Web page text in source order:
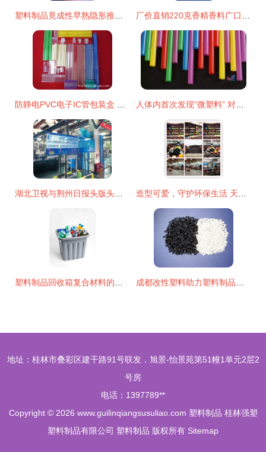
地址：桂林市叠彩区建干路91号联发．旭景-怡景苑第51幢1单元2层2
号房
电话：1397789**
Copyright © 2026 www.guilinqiangsusuliao.com 塑料制品 桂林强塑
塑料制品有限公司 塑料制品 版权所有 Sitemap